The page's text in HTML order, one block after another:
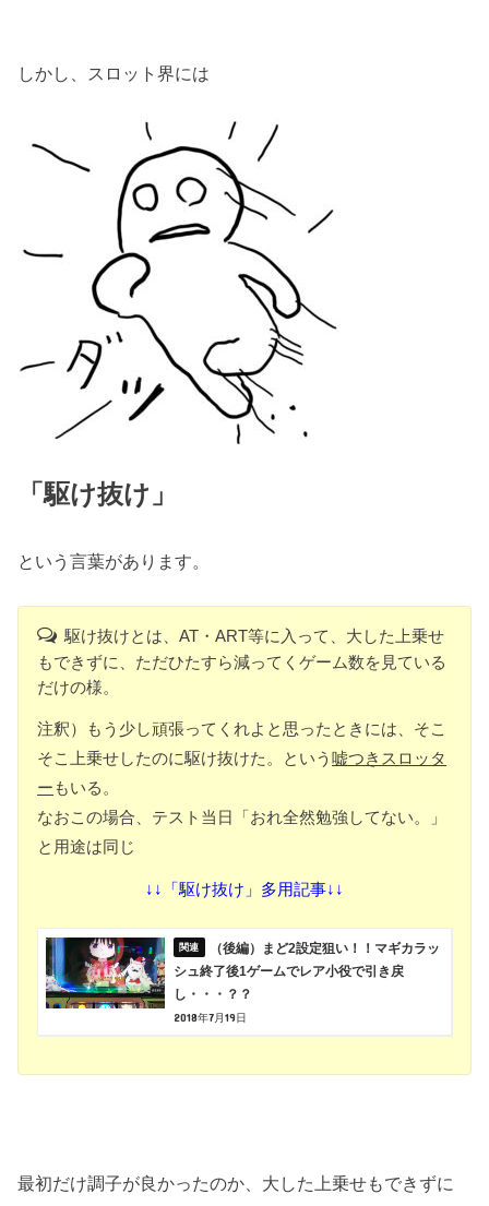
しかし、スロット界には
「駆け抜け」
という言葉があります。
駆け抜けとは、AT・ART等に入って、大した上乗せ
もできずに、ただひたすら減ってくゲーム数を見ている
だけの様。
注釈）もう少し頑張ってくれよと思ったときには、そこ
そこ上乗せしたのに駆け抜けた。という嘘つきスロッタ
ー もいる。
なおこの場合、テスト当日「おれ全然勉強してない。」
と用途は同じ
↓↓「駆け抜け」多用記事↓↓
（後編）まど2設定狙い！！マギカラッ
シュ終了後1ゲームでレア小役で引き戻
し・・・？？
2018年7月19日
最初だけ調子が良かったのか、大した上乗せもできずに